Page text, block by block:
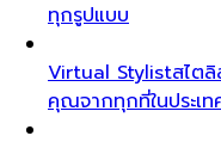
ทุกรูปแบบ
Virtual Stylistสไต
คุณจากทุกที่ในประเ